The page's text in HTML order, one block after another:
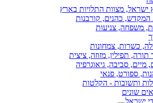
ישראל, מצוות התלויות בארץ
המקדש, כהנים, קורבנות
משפחה, צניעות
כשרות, צמחונות
תורה, תפילין, מזוזה, ציצית
מיים, סביבה, גיאוגרפיה
ספורט, פנאי
ותשובות - הקלטות
שונים
ישראל